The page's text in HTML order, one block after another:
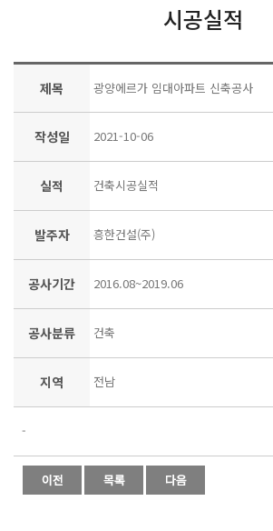
시공실적
제목 광양에르가 임대아파트 신축공사
작성일 2021-10-06
실적 건축시공실적
발주자 흥한건설(주)
공사기간 2016.08~2019.06
공사분류 건축
지역 전남
-